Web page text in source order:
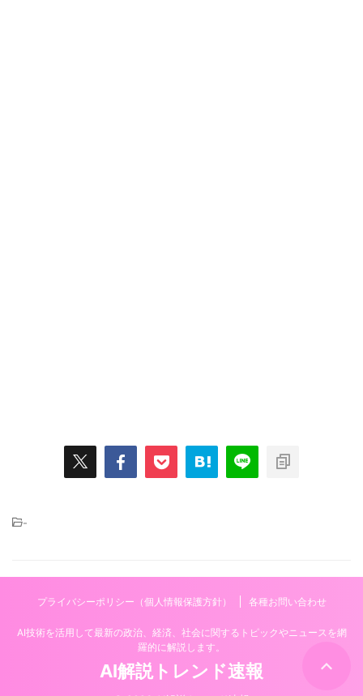
-
プライバシーポリシー（個人情報保護方針） 各種お問い合わせ
AI技術を活用して最新の政治、経済、社会に関するトピックやニュースを網
羅的に解説します。
AI解説トレンド速報